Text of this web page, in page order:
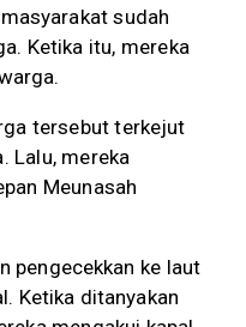
sudah
Ketika itu, mereka
tersebut terkejut
Lalu, mereka
Meunasah
pengecekkan ke laut
Ketika ditanyakan